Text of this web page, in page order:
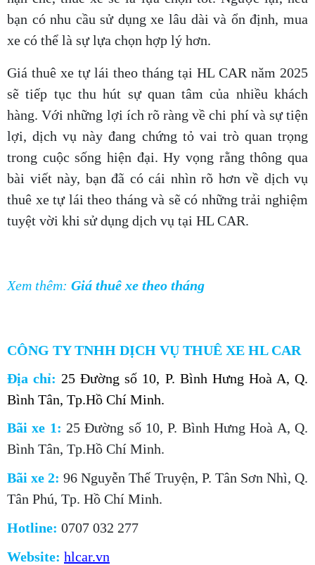
bạn có nhu cầu sử dụng xe lâu dài và ổn định, mua
xe có thể là sự lựa chọn hợp lý hơn.
Giá thuê xe tự lái theo tháng tại HL CAR năm 2025
sẽ tiếp tục thu hút sự quan tâm của nhiều khách
hàng. Với những lợi ích rõ ràng về chi phí và sự tiện
lợi, dịch vụ này đang chứng tỏ vai trò quan trọng
trong cuộc sống hiện đại. Hy vọng rằng thông qua
bài viết này, bạn đã có cái nhìn rõ hơn về dịch vụ
thuê xe tự lái theo tháng và sẽ có những trải nghiệm
tuyệt vời khi sử dụng dịch vụ tại HL CAR.
Xem thêm: Giá thuê xe theo tháng
CÔNG TY TNHH DỊCH VỤ THUÊ XE HL CAR
Địa chỉ: 25 Đường số 10, P. Bình Hưng Hoà A, Q.
Bình Tân, Tp.Hồ Chí Minh.
Bãi xe 1: 25 Đường số 10, P. Bình Hưng Hoà A, Q.
Bình Tân, Tp.Hồ Chí Minh.
Bãi xe 2:96 Nguyễn Thế Truyện, P. Tân Sơn Nhì, Q.
Tân Phú, Tp. Hồ Chí Minh.
Hotline: 0707 032 277
Website: hlcar.vn